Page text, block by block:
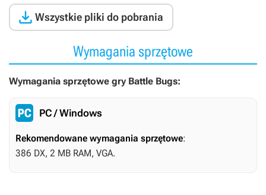
 Wszystkie pliki do pobrania
Wymagania sprzętowe
Wymagania sprzętowe gry Battle Bugs:
PC / Windows
Rekomendowane wymagania sprzętowe:
386 DX, 2 MB RAM, VGA.